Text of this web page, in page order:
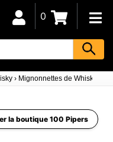
› Mignonnettes de Whisky
0
la boutique 100 Pipers